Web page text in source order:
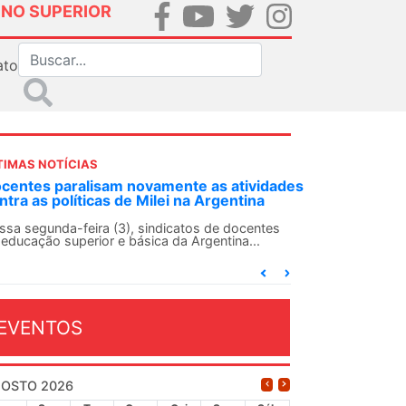
SUPERIOR
NOTÍCIAS
SN convoca docentes para Dia de
Internacionalista com Cuba em
de agosto
SN conclama suas seções sindicais e o